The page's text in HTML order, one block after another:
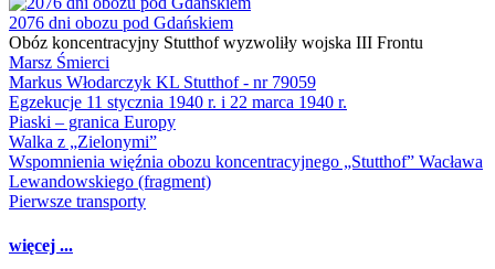
2076 dni obozu pod Gdańskiem
Obóz koncentracyjny Stutthof wyzwoliły wojska III Frontu
Marsz Śmierci
Markus Włodarczyk KL Stutthof - nr 79059
Egzekucje 11 stycznia 1940 r. i 22 marca 1940 r.
Piaski – granica Europy
Walka z „Zielonymi”
Wspomnienia więźnia obozu koncentracyjnego „Stutthof” Wacława
Lewandowskiego (fragment)
Pierwsze transporty
więcej ...